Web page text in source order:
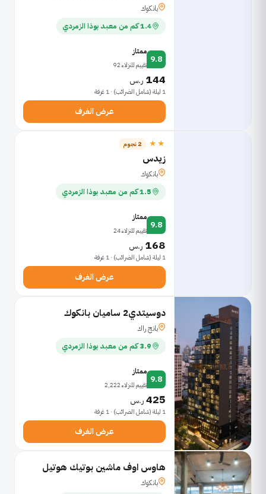
بانكوك
1.4 كم من معبد بوذا الزمردي
9.8
ممتاز
تقييم للنزلاء 92
144 ر.س
1 ليلة (شامل الضرائب) · 1 غرفة
عرض الغرف
★★ 2 نجوم
زيدس
بانكوك
1.5 كم من معبد بوذا الزمردي
9.8
ممتاز
تقييم للنزلاء 24
168 ر.س
1 ليلة (شامل الضرائب) · 1 غرفة
عرض الغرف
دوسيتدي2 ساميان بانكوك
بانج راك
3.9 كم من معبد بوذا الزمردي
9.8
ممتاز
تقييم للنزلاء 2,222
425 ر.س
1 ليلة (شامل الضرائب) · 1 غرفة
عرض الغرف
هاوس اوف ماشين بوتيك هوتيل
بانكوك